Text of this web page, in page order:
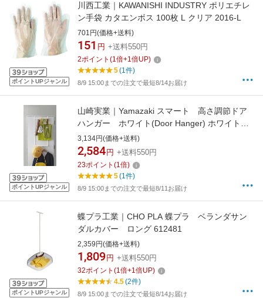
ポイントUPジャンル
川西工業｜KAWANISHI INDUSTRY ポリエチレ
ン手袋 カタエンボス 100枚 L クリア 2016-L
701円(価格+送料)
151 円 +送料550円
2ポイント (1倍+1倍UP)
5(1件)
8/9 15:00までの注文で最短8/14お届け
ポイントUPジャンル
山崎実業｜Yamazaki スマート 高さ調節ドア
ハンガー ホワイト(Door Hanger) ホワイト
4892
3,134円(価格+送料)
2,584 円 +送料550円
23ポイント (1倍)
5(1件)
8/9 15:00までの注文で最短8/11お届け
ポイントUPジャンル
蝶プラ工業｜CHO PLA 蝶プラ ベランダサン
ダルカバー ロング 612481
2,359円(価格+送料)
1,809 円 +送料550円
32ポイント (1倍+1倍UP)
4.5(2件)
8/9 15:00までの注文で最短8/14お届け